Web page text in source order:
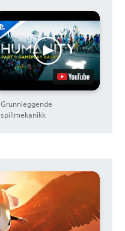
Grunnleggende
spillmekanikk